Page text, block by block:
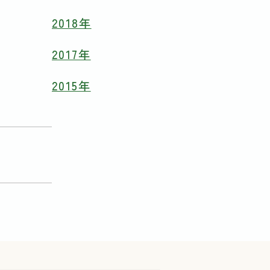
2018年
2017年
2015年